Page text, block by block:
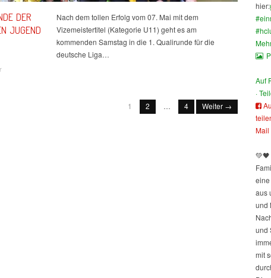
DER
JUGEND
Nach dem tollen Erfolg vom 07. Mai mit dem
Vizemeistertitel (Kategorie U11) geht es am
kommenden Samstag in die 1. Qualirunde für die
deutsche Liga…
1 2 … 4 Weiter →
hier:
Auf
·
Mail
aus
und
und
mit